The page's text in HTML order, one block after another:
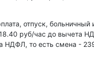
отпуск, больничный
руб/час до вычета
НДФЛ, то есть смена -